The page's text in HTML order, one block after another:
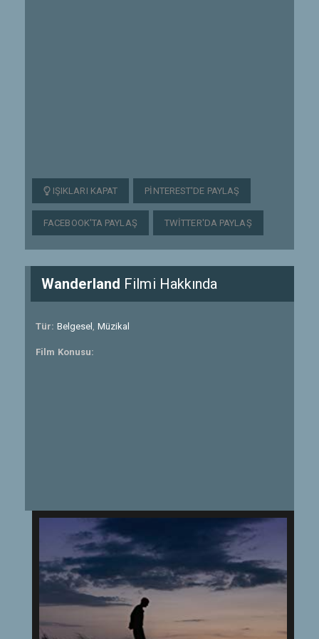
IŞIKLARI KAPAT PINTEREST'DE PAYLAŞ
FACEBOOK'TA PAYLAŞ TWITTER'DA PAYLAŞ
Wanderland Filmi Hakkında
Tür: Belgesel , Müzikal
Film Konusu: